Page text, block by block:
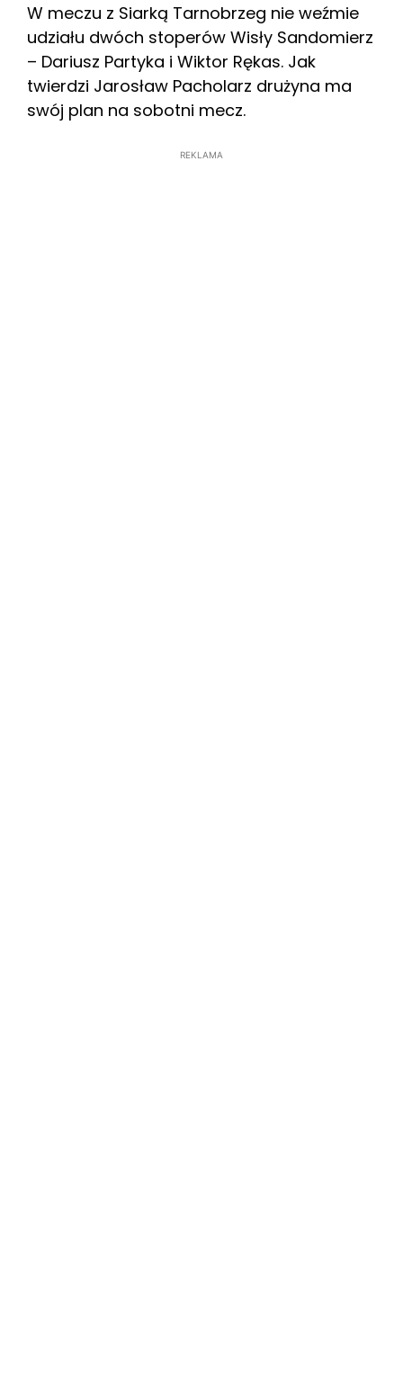
W meczu z Siarką Tarnobrzeg nie weźmie
udziału dwóch stoperów Wisły Sandomierz
– Dariusz Partyka i Wiktor Rękas. Jak
twierdzi Jarosław Pacholarz drużyna ma
swój plan na sobotni mecz.
REKLAMA